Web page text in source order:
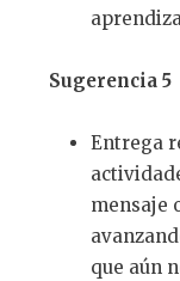
Sugerencia 5
Entrega
mensaje
que aún